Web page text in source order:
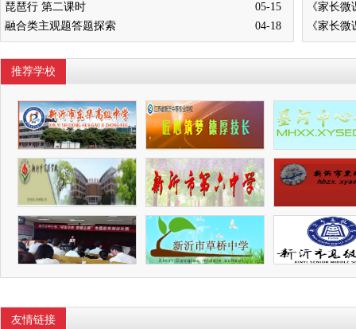
琵琶行 第二课时
05-15
融合类主观题答题探索
04-18
推荐学校
友情链接